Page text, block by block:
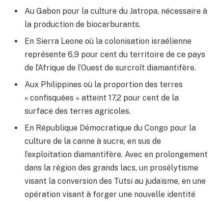
Au Gabon pour la culture du Jatropa, nécessaire à
la production de biocarburants.
En Sierra Leone où la colonisation israélienne
représente 6,9 pour cent du territoire de ce pays
de l’Afrique de l’Ouest de surcroît diamantifère.
Aux Philippines où la proportion des terres
« confisquées » atteint 17,2 pour cent de la
surface des terres agricoles.
En République Démocratique du Congo pour la
culture de la canne à sucre, en sus de
l’exploitation diamantifère. Avec en prolongement
dans la région des grands lacs, un prosélytisme
visant la conversion des Tutsi au judaïsme, en une
opération visant à forger une nouvelle identité